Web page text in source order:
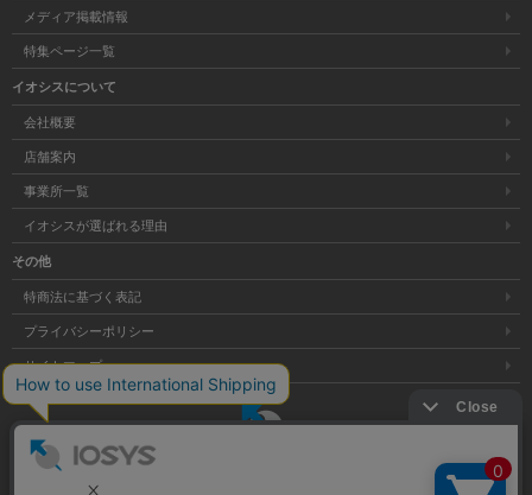
メディア掲載情報
特集ページ一覧
イオシスについて
会社概要
店舗案内
事業所一覧
イオシスが選ばれる理由
その他
特商法に基づく表記
プライバシーポリシー
サイトマップ